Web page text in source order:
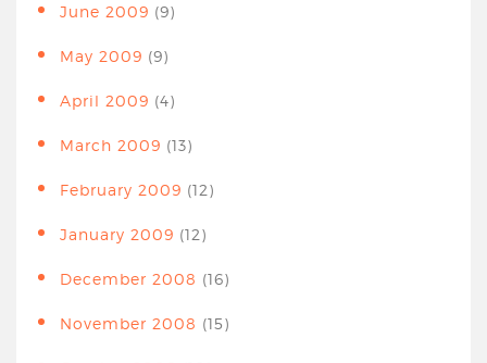
June 2009 (9)
May 2009 (9)
April 2009 (4)
March 2009 (13)
February 2009 (12)
January 2009 (12)
December 2008 (16)
November 2008 (15)